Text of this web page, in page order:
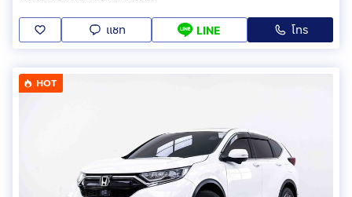
แชท LINE โทร
HOT